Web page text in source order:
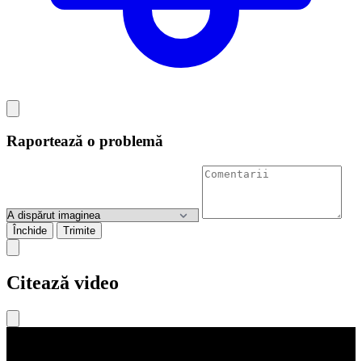
Raportează o problemă
Închide Trimite
Citează video